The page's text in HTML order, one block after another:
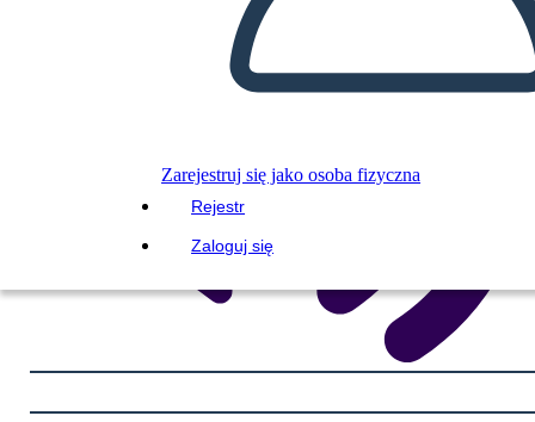
Zarejestruj się jako osoba fizyczna
Rejestr
Zaloguj się